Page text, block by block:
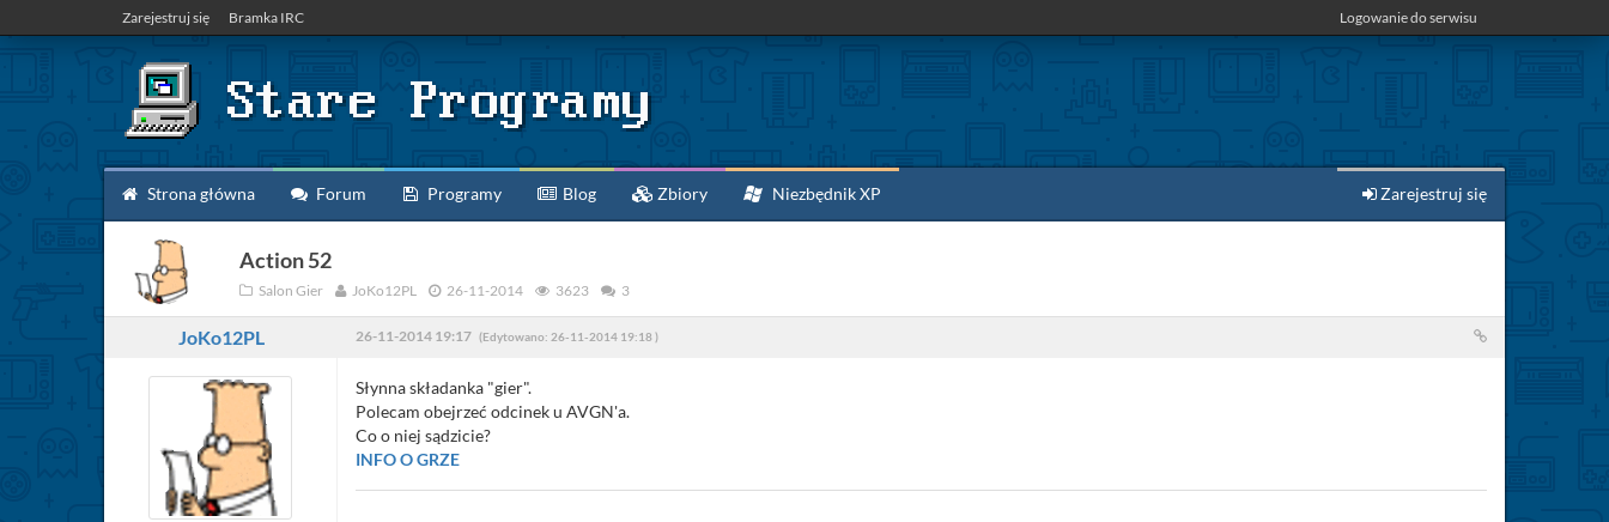
Zarejestruj się Bramka IRC Logowanie do serwisu
Strona główna Forum Programy Blog Zbiory Niezbędnik XP Zarejestruj się
Action 52
Salon Gier JoKo12PL 26-11-2014 3623 3
JoKo12PL 26-11-2014 19:17 (Edytowano: 26-11-2014 19:18 )
Słynna składanka "gier".
Polecam obejrzeć odcinek u AVGN'a.
Co o niej sądzicie?
INFO O GRZE